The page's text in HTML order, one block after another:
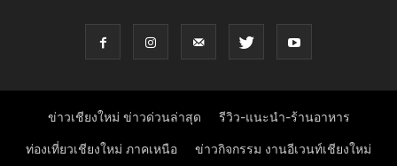
ข่าวเชียงใหม่ ข่าวด่วนล่าสุด รีวิว-แนะนำ-ร้านอาหาร
ท่องเที่ยวเชียงใหม่ ภาคเหนือ ข่าวกิจกรรม งานอีเวนท์เชียงใหม่